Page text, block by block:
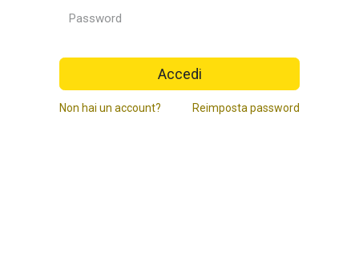
Accedi
Non hai un account? Reimposta password